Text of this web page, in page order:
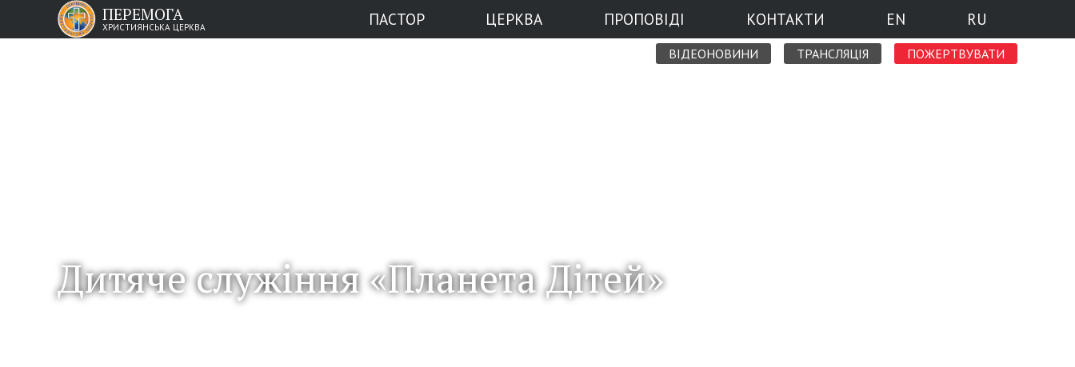
ПЕРЕМОГА
ХРИСТИЯНСЬКА ЦЕРКВА ПАСТОР ЦЕРКВА ПРОПОВІДІ КОНТАКТИ EN RU
ВІДЕОНОВИНИ ТРАНСЛЯЦІЯ ПОЖЕРТВУВАТИ
Дитяче служіння «Планета Дітей»